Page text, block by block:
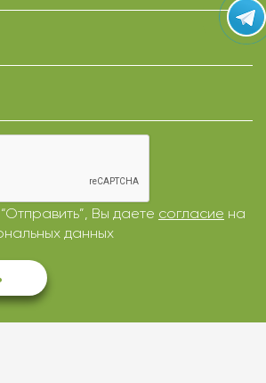
Вы даете согласие на
данных